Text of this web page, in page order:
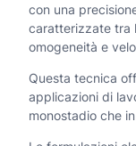
i
t
à
con una
caratterizzate tra
omogeneità e
Questa tecnica
applicazioni di
monostadio che